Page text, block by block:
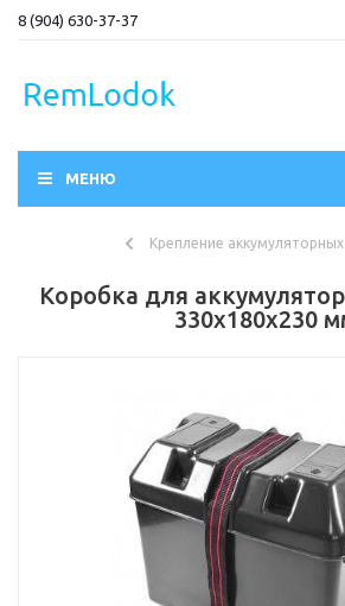
8 (904) 630-37-37
МЕНЮ
Крепление
Коробка для
330х180х230